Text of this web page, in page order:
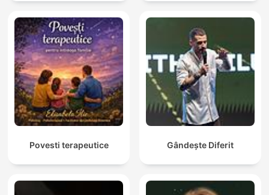
Povesti terapeutice Gândește Diferit